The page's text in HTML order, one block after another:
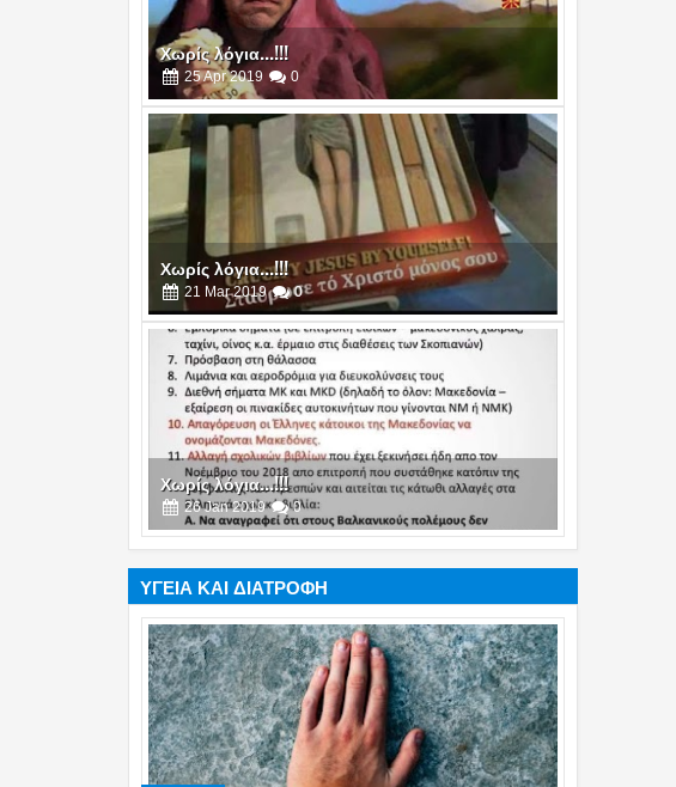
26Apr 2026 0
Χωρίς λόγια...!!!
25Apr 2019 0
Χωρίς λόγια...!!!
21 Mar 2019 0
Χωρίς λόγια...!!!
26 Jan 2019 0
Χωρίς λόγια...!!!
19 Jan 2019 0
ΥΓΕΙΑ ΚΑΙ ΔΙΑΤΡΟΦΗ